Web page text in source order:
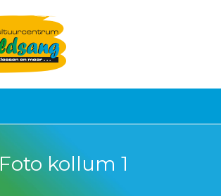
Foto kollum 1